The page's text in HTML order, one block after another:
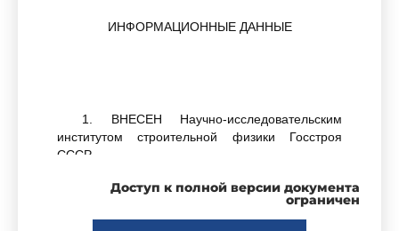
ИНФОРМАЦИОННЫЕ ДАННЫЕ
1. ВНЕСЕН Научно-исследовательским
институтом строительной физики Госстроя
СССР
2. Постановлением Государственного
Доступ к полной версии документа
ограничен